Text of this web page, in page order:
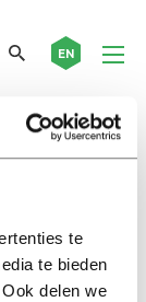
te
te bieden
delen we
EN
in maart,
prikken